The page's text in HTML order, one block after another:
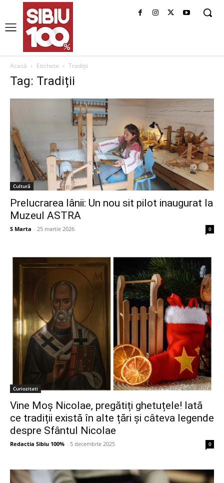
Acasă Etichete Tradiții
Tag: Tradiții
Cultură
Prelucrarea lânii: Un nou sit pilot inaugurat la
Muzeul ASTRA
S Marta - 25 martie 2026 0
Curiozitati
Vine Moș Nicolae, pregătiți ghetuțele! Iată
ce tradiții există în alte țări și câteva legende
despre Sfântul Nicolae
Redactia Sibiu 100% - 5 decembrie 2025 0